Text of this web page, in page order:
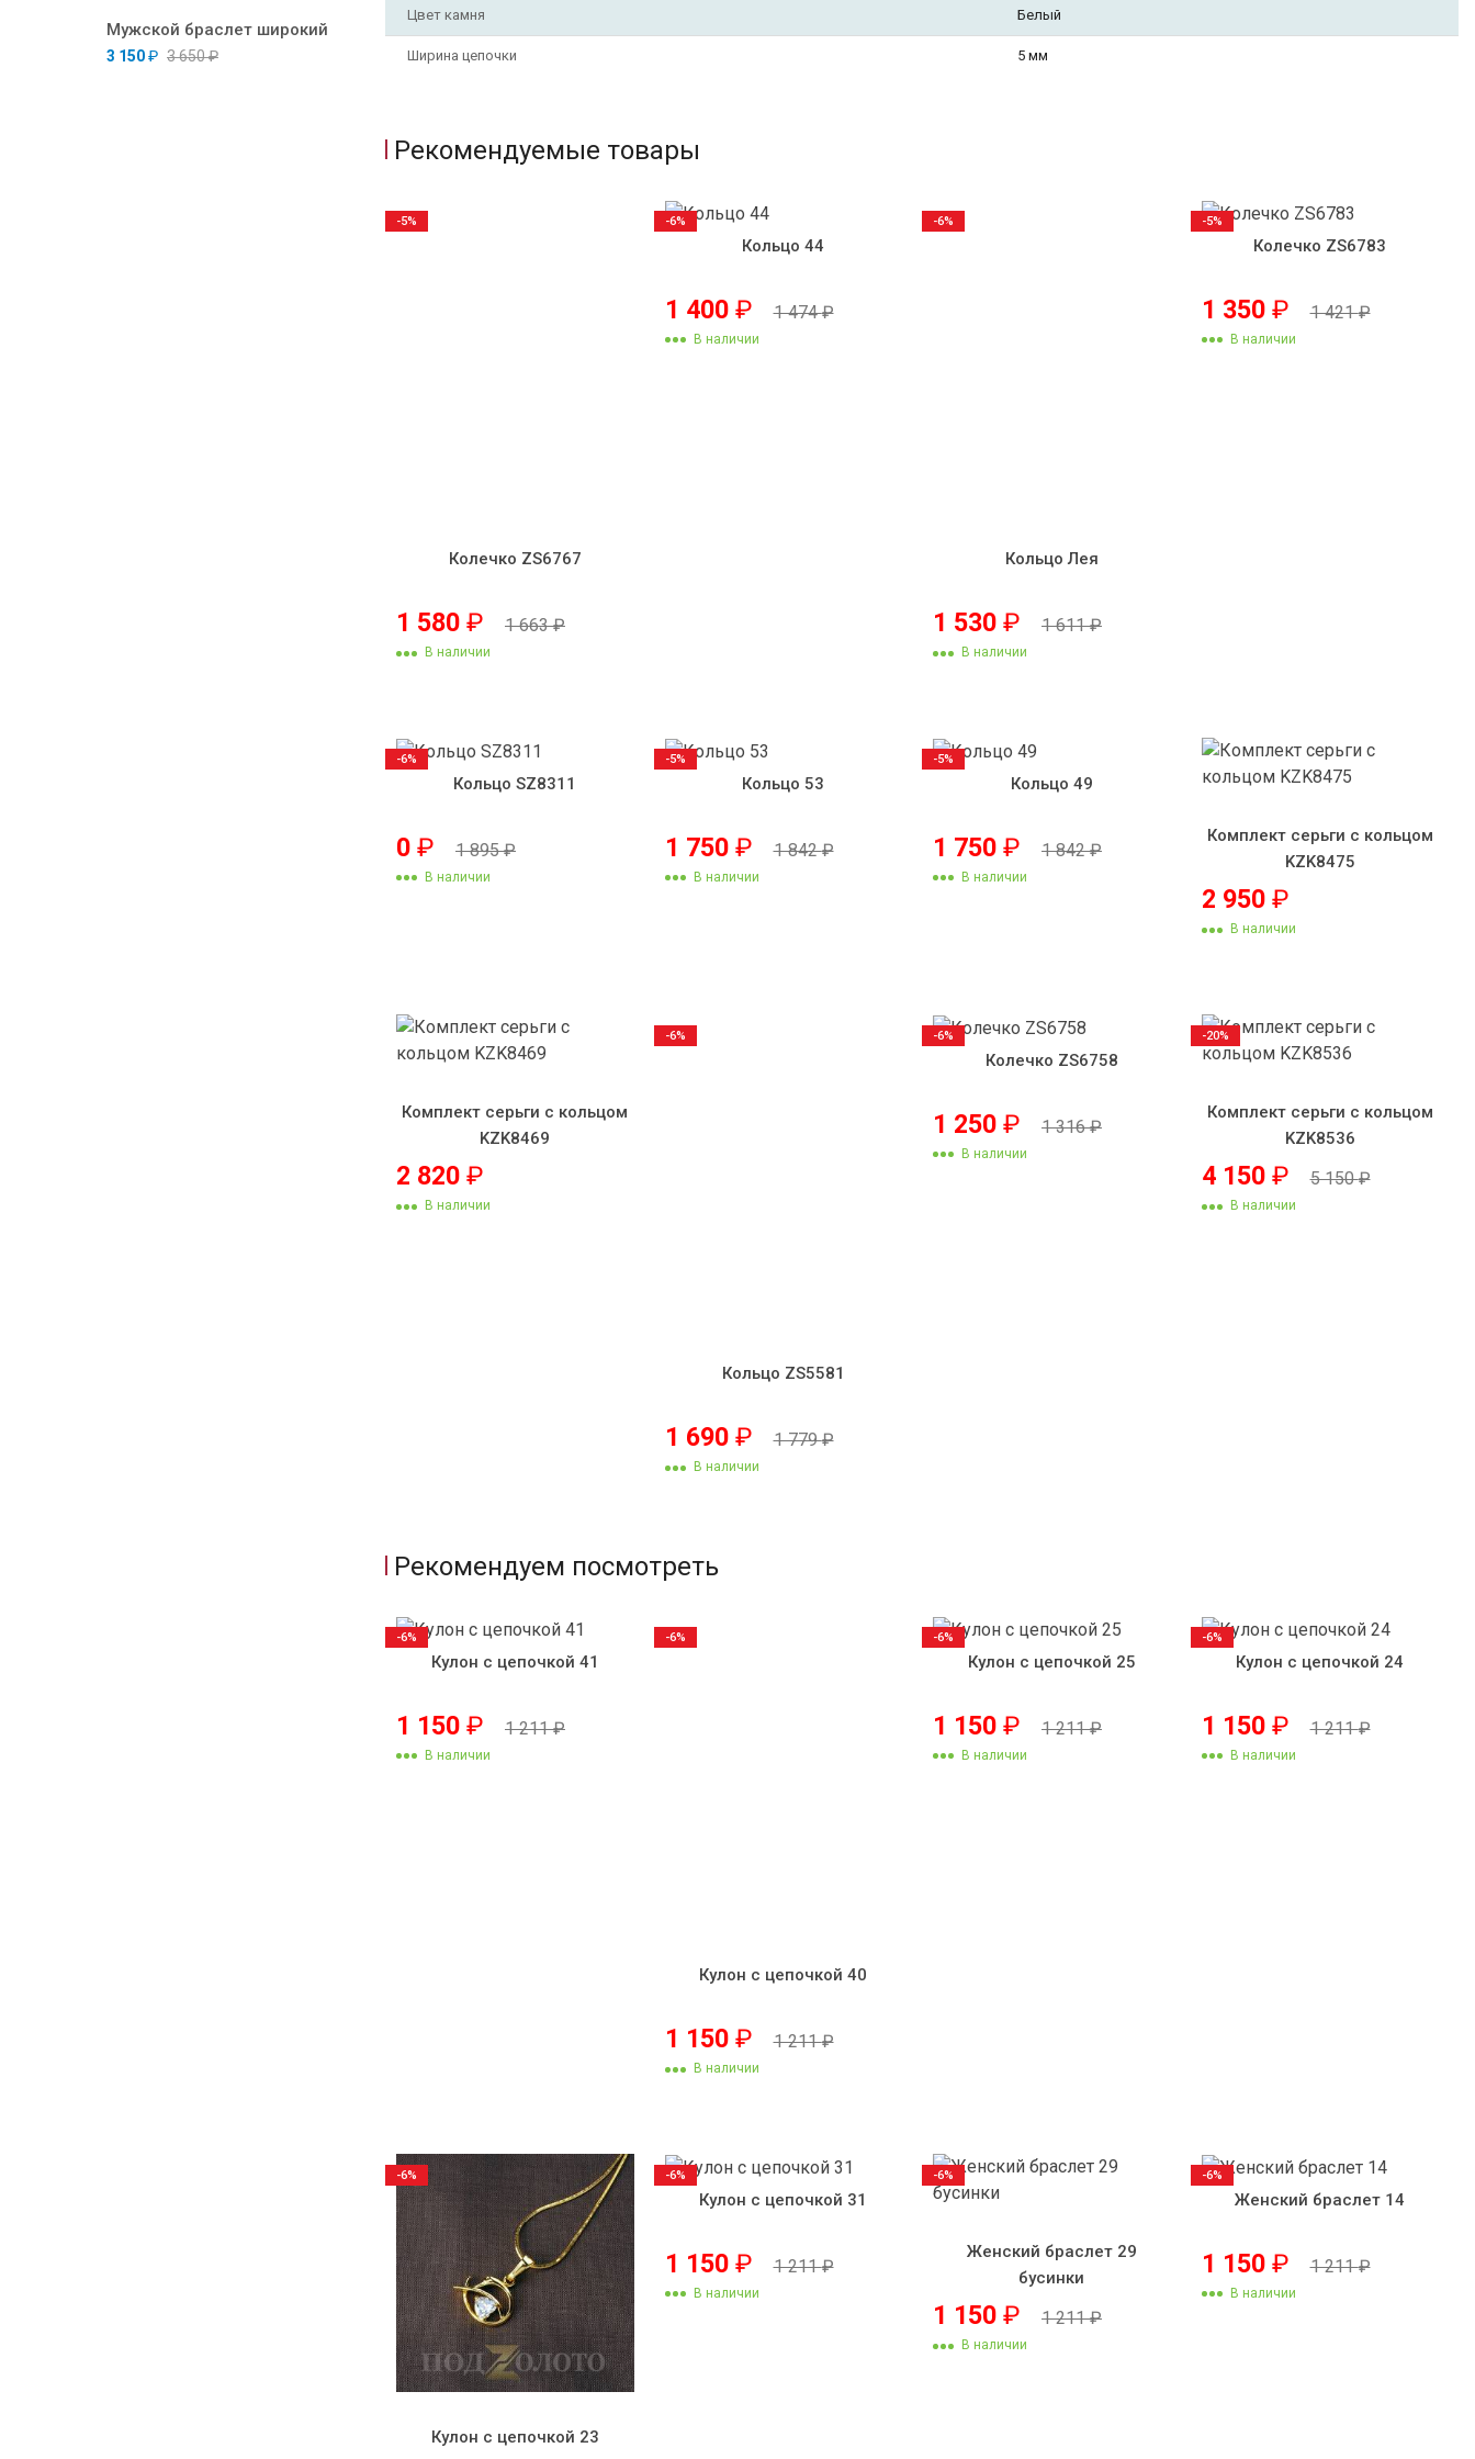
Мужской браслет широкий
3 150₽ 3 650₽
Цвет камня Белый
Ширина цепочки 5 мм
Рекомендуемые товары
Колечко ZS6767
1 580 ₽ 1 663₽
В наличии
-5%
Кольцо 44
1 400 ₽ 1 474₽
В наличии
-6%
Кольцо Лея
1 530 ₽ 1 611₽
В наличии
-6%
Колечко ZS6783
1 350 ₽ 1 421₽
В наличии
-5%
Кольцо SZ8311
0 ₽ 1 895₽
В наличии
-6%
Кольцо 53
1 750 ₽ 1 842₽
В наличии
-5%
Кольцо 49
1 750 ₽ 1 842₽
В наличии
-5%
Комплект серьги с кольцом
KZK8475
2 950 ₽
В наличии
Комплект серьги с кольцом
KZK8469
2 820 ₽
В наличии
Кольцо ZS5581
1 690 ₽ 1 779₽
В наличии
-6%
Колечко ZS6758
1 250 ₽ 1 316₽
В наличии
-6%
Комплект серьги с кольцом
KZK8536
4 150 ₽ 5 150₽
В наличии
-20%
Рекомендуем посмотреть
Кулон с цепочкой 41
1 150 ₽ 1 211₽
В наличии
-6%
Кулон с цепочкой 40
1 150 ₽ 1 211₽
В наличии
-6%
Кулон с цепочкой 25
1 150 ₽ 1 211₽
В наличии
-6%
Кулон с цепочкой 24
1 150 ₽ 1 211₽
В наличии
-6%
Кулон с цепочкой 23
-6%
Кулон с цепочкой 31
1 150 ₽ 1 211₽
В наличии
-6%
Женский браслет 29
бусинки
1 150 ₽ 1 211₽
В наличии
-6%
Женский браслет 14
1 150 ₽ 1 211₽
В наличии
-6%